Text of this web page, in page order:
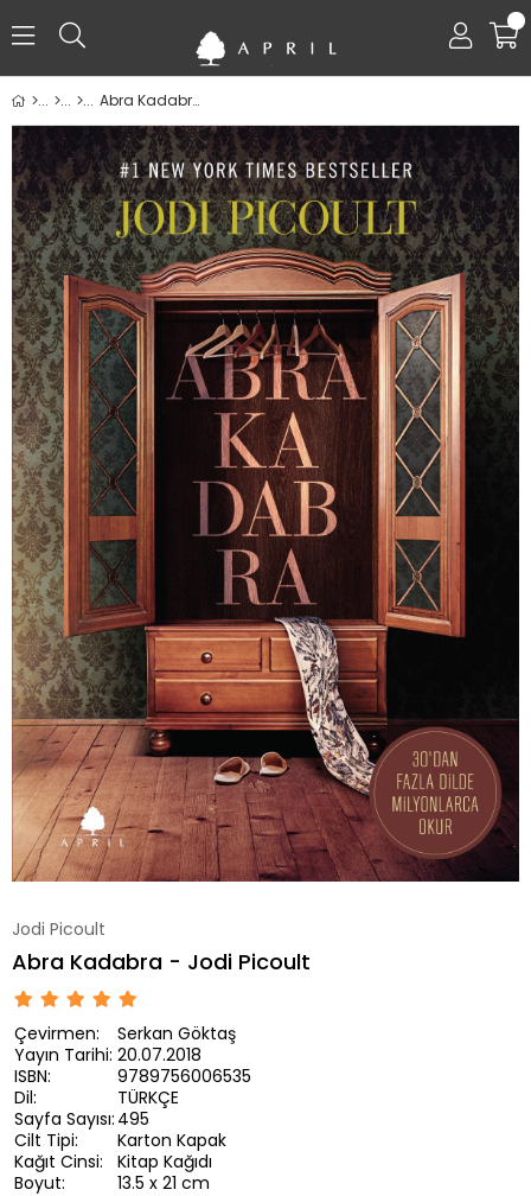
0
Abra Kadabra - Jodi Picoult
Jodi Picoult
Abra Kadabra - Jodi Picoult
Çevirmen:
Serkan Göktaş
Yayın Tarihi: 20.07.2018
ISBN:
9789756006535
Dil:
TÜRKÇE
Sayfa Sayısı: 495
Cilt Tipi:
Karton Kapak
Kağıt Cinsi:
Kitap Kağıdı
Boyut:
13.5 x 21 cm